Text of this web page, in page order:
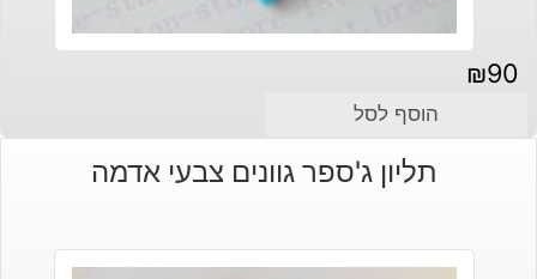
₪90
הוסף לסל
תליון ג'ספר גוונים צבעי אדמה